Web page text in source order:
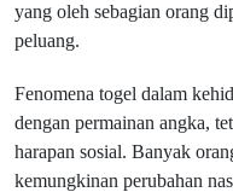
yang oleh sebagian orang
peluang.
Fenomena togel dalam
dengan permainan angka,
harapan sosial. Banyak
kemungkinan perubahan